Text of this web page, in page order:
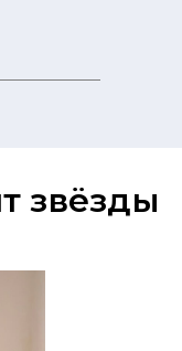
звёзды